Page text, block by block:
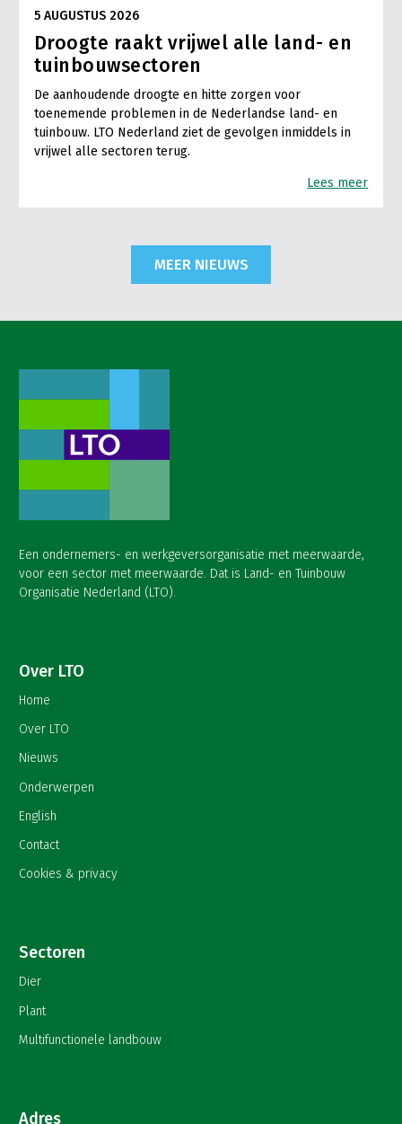
5 AUGUSTUS 2026
Droogte raakt vrijwel alle land- en
tuinbouwsectoren
De aanhoudende droogte en hitte zorgen voor
toenemende problemen in de Nederlandse land- en
tuinbouw. LTO Nederland ziet de gevolgen inmiddels in
vrijwel alle sectoren terug.
Lees meer
MEER NIEUWS
Een ondernemers- en werkgeversorganisatie met meerwaarde,
voor een sector met meerwaarde. Dat is Land- en Tuinbouw
Organisatie Nederland (LTO).
Over LTO
Home
Over LTO
Nieuws
Onderwerpen
English
Contact
Cookies & privacy
Sectoren
Dier
Plant
Multifunctionele landbouw
Adres